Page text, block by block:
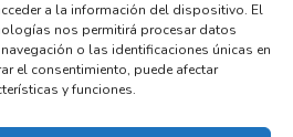
a la información del dispositivo. El
nos permitirá procesar datos
o las identificaciones únicas en
el consentimiento, puede afectar
y funciones.
Aviso legal
de cookies
de privacidad